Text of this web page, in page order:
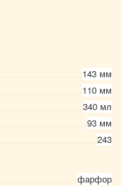
143 мм
110 мм
340 мл
93 мм
243
фарфор